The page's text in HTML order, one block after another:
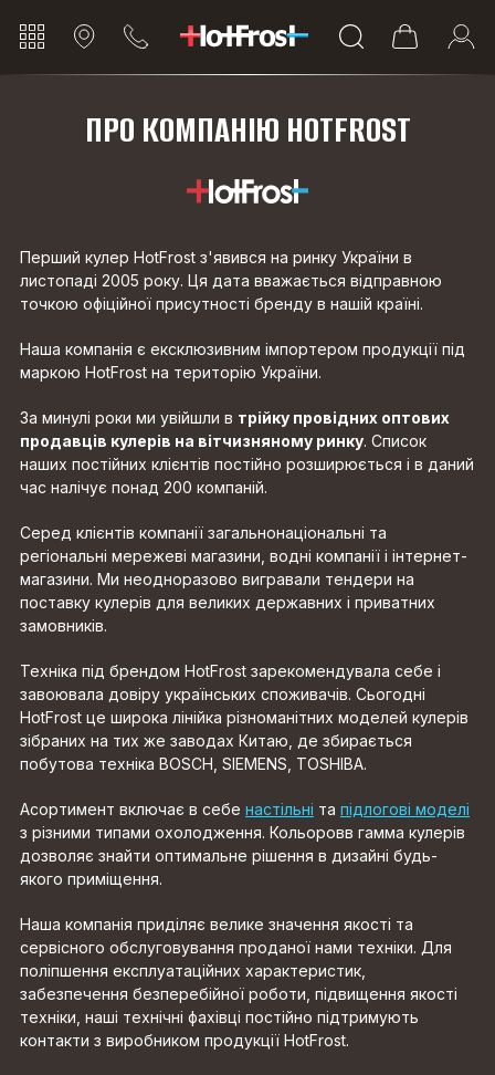
ПРО КОМПАНІЮ HOTFROST
Перший кулер HotFrost з'явився на ринку України в
листопаді 2005 року. Ця дата вважається відправною
точкою офіційної присутності бренду в нашій країні.
Наша компанія є ексклюзивним імпортером продукції під
маркою HotFrost на територію України.
За минулі роки ми увійшли в трійку провідних оптових
продавців кулерів на вітчизняному ринку. Список
наших постійних клієнтів постійно розширюється і в даний
час налічує понад 200 компаній.
Серед клієнтів компанії загальнонаціональні та
регіональні мережеві магазини, водні компанії і інтернет-
магазини. Ми неодноразово вигравали тендери на
поставку кулерів для великих державних і приватних
замовників.
Техніка під брендом HotFrost зарекомендувала себе і
завоювала довіру українських споживачів. Сьогодні
HotFrost це широка лінійка різноманітних моделей кулерів
зібраних на тих же заводах Китаю, де збирається
побутова техніка BOSCH, SIEMENS, TOSHIBA.
Асортимент включає в себе настільні та підлогові моделі
з різними типами охолодження. Кольоровв гамма кулерів
дозволяє знайти оптимальне рішення в дизайні будь-
якого приміщення.
Наша компанія приділяє велике значення якості та
сервісного обслуговування проданої нами техніки. Для
поліпшення експлуатаційних характеристик,
забезпечення безперебійної роботи, підвищення якості
техніки, наші технічні фахівці постійно підтримують
контакти з виробником продукції HotFrost.